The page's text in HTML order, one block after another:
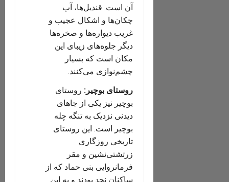
آن است. قندیل‌ها، آب
چکان‌ها و اشکال عجیب و
غریب دیواره‌ها و صخره‌ها
دیگر جلوه‌های زیبای این
مکان است که بسیار
چشم‌نوازی می‌کنند.
روستای بوچیر: روستای
بوچیر نیز یکی از جاهای
دیدنی نزدیک به تنگه چله
بوچیر است. این روستای
تاریخی روزگاری
زرتشتی‌نشین و مقر
فرمانروایی بنی حماد که از
ساکنان نجد بودند و به این